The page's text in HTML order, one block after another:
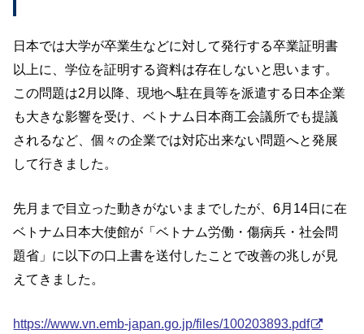
日本では大学が卒業生などに対して発行する卒業証明書
以上に、学位を証明する資料は存在しないと思います。
この問題は2月以降、現地へ駐在員等を派遣する日本企業
も大きな影響を受け、ベトナム日本商工会議所でも提議
されるなど、個々の企業では対応出来ない問題へと発展
して行きました。
先月まで目立った動きがないままでしたが、6月14日に在
ベトナム日本大使館が「ベトナム労働・傷病兵・社会問
題省」に以下の口上書を送付したことで改善の兆しが見
えてきました。
https://www.vn.emb-japan.go.jp/files/100203893.pdf